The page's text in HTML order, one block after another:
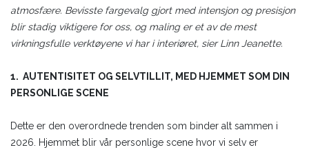
atmosfære. Bevisste fargevalg gjort med intensjon og presisjon
blir stadig viktigere for oss, og maling er et av de mest
virkningsfulle verktøyene vi har i interiøret, sier Linn Jeanette.
1. AUTENTISITET OG SELVTILLIT, MED HJEMMET SOM DIN
PERSONLIGE SCENE
Dette er den overordnede trenden som binder alt sammen i
2026. Hjemmet blir vår personlige scene hvor vi selv er